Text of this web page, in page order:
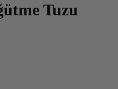
Tuzu